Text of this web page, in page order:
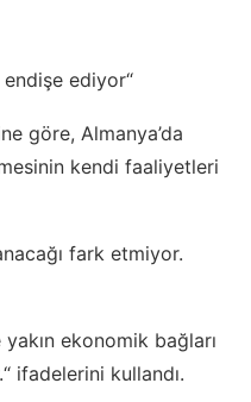
ediyor“
göre, Almanya’da
kendi faaliyetleri
fark etmiyor.
ekonomik bağları
ifadelerini kullandı.